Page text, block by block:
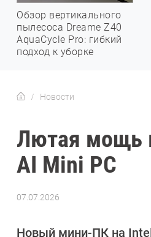
Обзор вертикального
пылесоса Dreame Z40
AquaCycle Pro: гибкий
подход к уборке
Новости
Лютая мощь
AI Mini PC
07.07.2026
Довлатова
Новый мини-ПК на